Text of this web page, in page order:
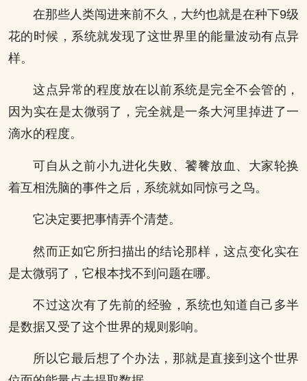
在那些人类闯进来前不久，大约也就是在种下9级
花的时候，系统就发现了这世界里的能量波动有点异
样。
这点异常的程度放在以前系统是完全不会管的，
因为实在是太微弱了，完全就是一条大河里掉进了一
滴水的程度。
可自从之前小九进化失败、饕餮放血、大家轮换
着互相洗脑的事件之后，系统就如同惊弓之鸟。
它决定要把事情弄个清楚。
然而正如它所扫描出的结论那样，这点变化实在
是太微弱了，它根本找不到问题在哪。
不过这次有了先前的经验，系统也知道自己多半
是数据又受了这个世界的规则影响。
所以它最后想了个办法，那就是直接到这个世界